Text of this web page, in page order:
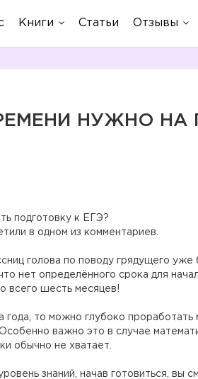
Книги Статьи Отзывы
НУЖНО НА
подготовку к ЕГЭ?
в одном из комментариев.
голова по поводу грядущего уже
нет определённого срока для
всего шесть месяцев!
года, то можно глубоко проработать
важно это в случае
обычно не хватает.
знаний, начав готовиться, вы